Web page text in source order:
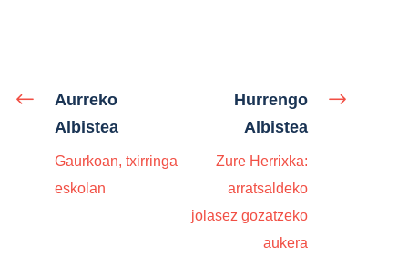
Aurreko
Albistea
Gaurkoan, txirringa
eskolan
Hurrengo
Albistea
Zure Herrixka:
arratsaldeko
jolasez gozatzeko
aukera